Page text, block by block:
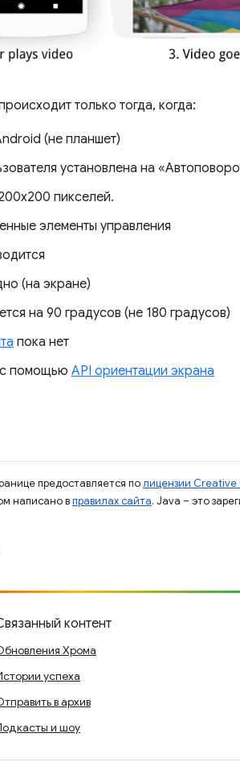
только тогда, когда:
(не планшет)
установлена ​​на
пикселей.
элементы управления
(на экране)
на 90 градусов (не 180 градусов)
пока нет
с помощью API ориентации экрана
предоставляется полицензии Creative
написано вправилах сайта. Java – это
контент
Хрома
успеха
в архив
и шоу